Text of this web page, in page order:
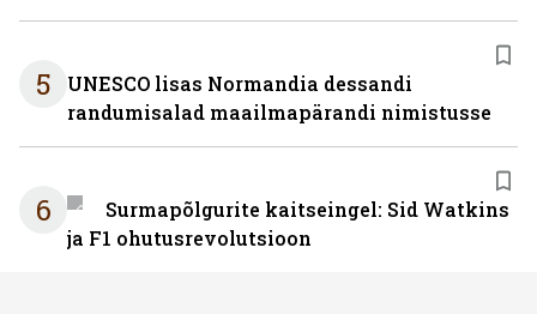
5
UNESCO lisas Normandia dessandi
randumisalad maailmapärandi nimistusse
6
Surmapõlgurite kaitseingel: Sid Watkins
ja F1 ohutusrevolutsioon